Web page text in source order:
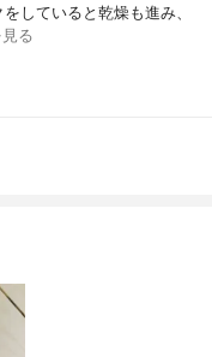
していると乾燥も進み、
る